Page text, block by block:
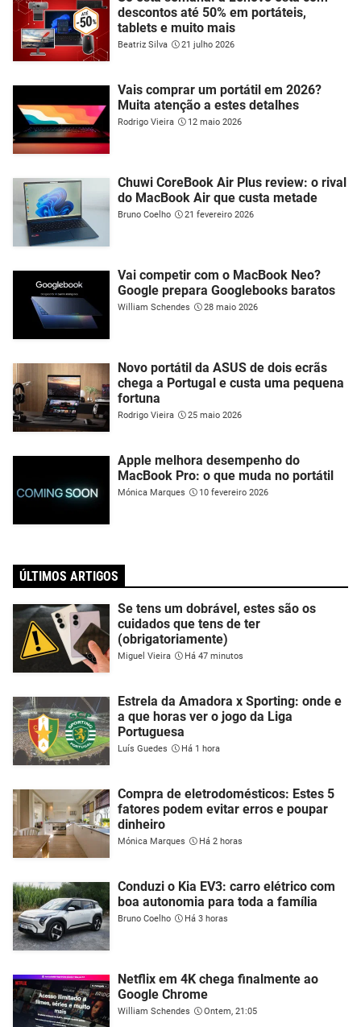
descontos até 50% em portáteis,
tablets e muito mais
Beatriz Silva 21 julho 2026
Vais comprar um portátil em 2026?
Muita atenção a estes detalhes
Rodrigo Vieira 12 maio 2026
Chuwi CoreBook Air Plus review: o rival
do MacBook Air que custa metade
Bruno Coelho 21 fevereiro 2026
Vai competir com o MacBook Neo?
Google prepara Googlebooks baratos
William Schendes 28 maio 2026
Novo portátil da ASUS de dois ecrãs
chega a Portugal e custa uma pequena
fortuna
Rodrigo Vieira 25 maio 2026
Apple melhora desempenho do
MacBook Pro: o que muda no portátil
Mónica Marques 10 fevereiro 2026
ÚLTIMOS ARTIGOS
Se tens um dobrável, estes são os
cuidados que tens de ter
(obrigatoriamente)
Miguel Vieira Há 47 minutos
Estrela da Amadora x Sporting: onde e
a que horas ver o jogo da Liga
Portuguesa
Luís Guedes Há 1 hora
Compra de eletrodomésticos: Estes 5
fatores podem evitar erros e poupar
dinheiro
Mónica Marques Há 2 horas
Conduzi o Kia EV3: carro elétrico com
boa autonomia para toda a família
Bruno Coelho Há 3 horas
Netflix em 4K chega finalmente ao
Google Chrome
William Schendes Ontem, 21:05